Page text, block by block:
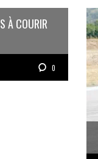
À COURIR
0